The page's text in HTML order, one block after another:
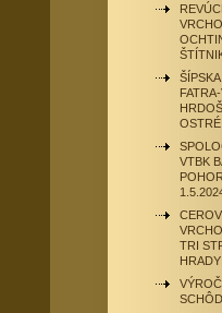
VTBK
TRI